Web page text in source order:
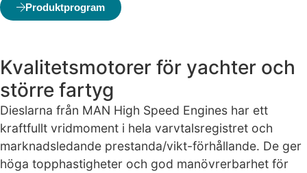
Produktprogram
Kvalitetsmotorer för yachter och
större fartyg
Dieslarna från MAN High Speed Engines har ett
kraftfullt vridmoment i hela varvtalsregistret och
marknadsledande prestanda/vikt-förhållande. De ger
höga topphastigheter och god manövrerbarhet för